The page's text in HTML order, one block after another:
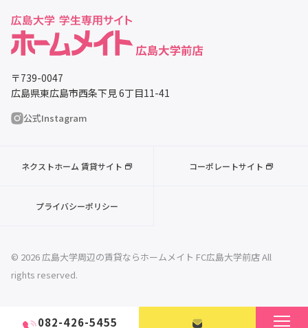
082-426-5455
〒739-0047
広島県東広島市西条下見 6丁目11-41
公式Instagram
ネクストホーム 賃貸サイト コーポレートサイト
プライバシーポリシー
© 2026 広島大学周辺の賃貸ならホームメイト FC広島大学前店 All
rights reserved.